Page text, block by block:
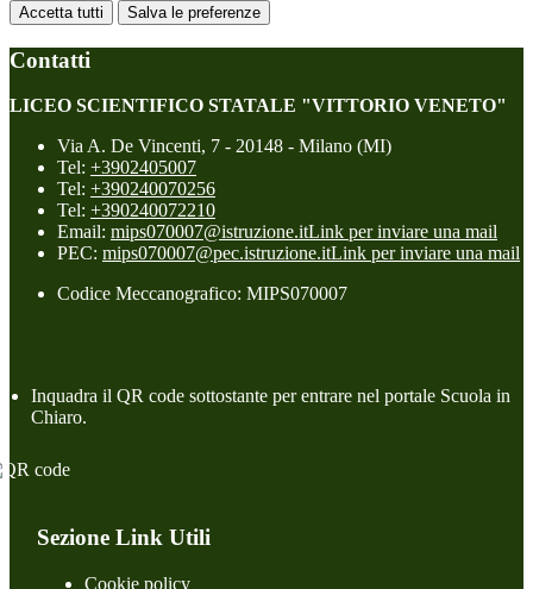
Accetta tutti Salva le preferenze
Contatti
LICEO SCIENTIFICO STATALE "VITTORIO VENETO"
Via A. De Vincenti, 7 - 20148 - Milano (MI)
Tel: +3902405007
Tel: +390240070256
Tel: +390240072210
Email: mips070007@istruzione.itLink per inviare una mail
PEC: mips070007@pec.istruzione.itLink per inviare una mail
Codice Meccanografico: MIPS070007
Inquadra il QR code sottostante per entrare nel portale Scuola in
Chiaro.
Sezione Link Utili
Cookie policy